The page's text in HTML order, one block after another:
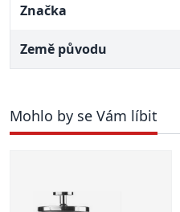
Značka
Země původu
Mohlo by se Vám líbit